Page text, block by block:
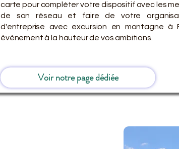
carte pour compléter votre dispositif avec les
de son réseau et faire de votre
d'entreprise avec excursion en montagne à
événement à la hauteur de vos ambitions.
Voir notre page dédiée